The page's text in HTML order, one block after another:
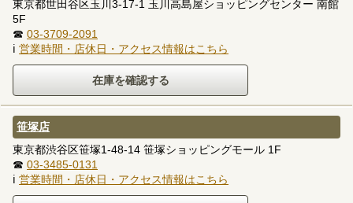
東京都世田谷区玉川3-17-1 玉川高島屋ショッピングセンター 南館
5F
☎ 03-3709-2091
ℹ 営業時間・店休日・アクセス情報はこちら
笹塚店
東京都渋谷区笹塚1-48-14 笹塚ショッピングモール 1F
☎ 03-3485-0131
ℹ 営業時間・店休日・アクセス情報はこちら